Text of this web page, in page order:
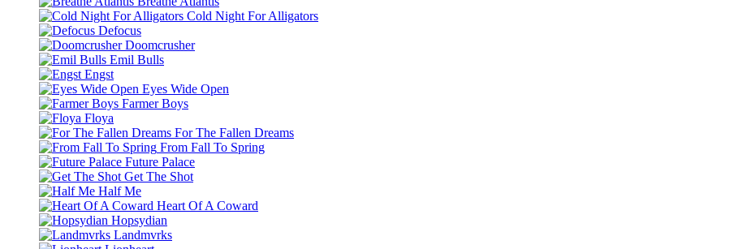
Cold Night For Alligators
Defocus
Doomcrusher
Emil Bulls
Engst
Eyes Wide Open
Farmer Boys
Floya
For The Fallen Dreams
From Fall To Spring
Future Palace
Get The Shot
Half Me
Heart Of A Coward
Hopsydian
Landmvrks